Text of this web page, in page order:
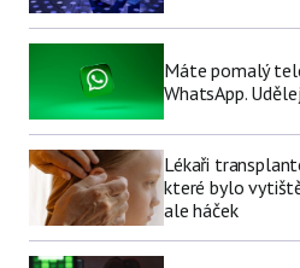
Máte pomalý
WhatsApp.
Lékaři
které bylo
ale háček